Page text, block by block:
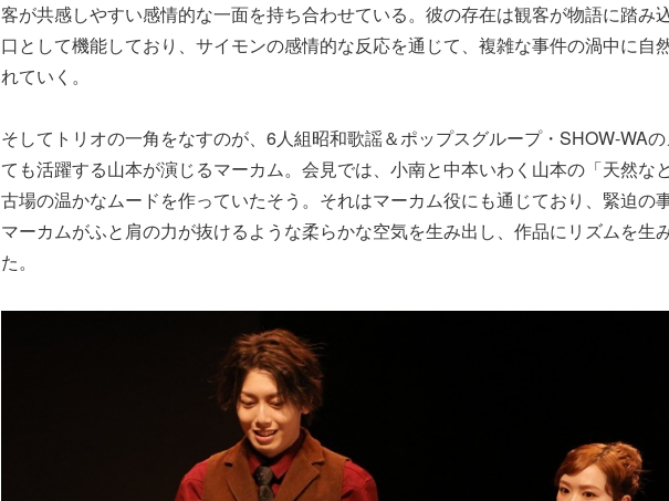
客が共感しやすい感情的な一面を持ち合わせている。彼の存在は観客が物語に踏み
口として機能しており、サイモンの感情的な反応を通じて、複雑な事件の渦中に自
れていく。
そしてトリオの一角をなすのが、6人組昭和歌謡＆ポップスグループ・SHOW-WA
ても活躍する山本が演じるマーカム。会見では、小南と中本いわく山本の「天然な
古場の温かなムードを作っていたそう。それはマーカム役にも通じており、緊迫の事
マーカムがふと肩の力が抜けるような柔らかな空気を生み出し、作品にリズムを生
た。